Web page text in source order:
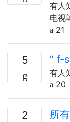
有人
电视
21
5 “ f-
有人
20
2
所